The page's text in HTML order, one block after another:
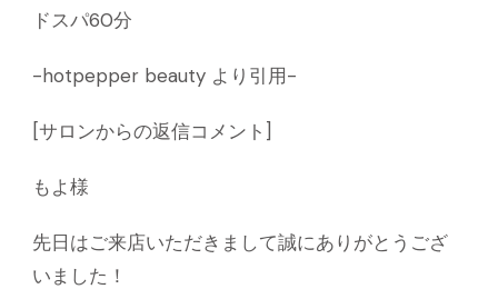
ドスパ60分
-hotpepper beauty より引用-
[サロンからの返信コメント]
もよ様
先日はご来店いただきまして誠にありがとうござ
いました！